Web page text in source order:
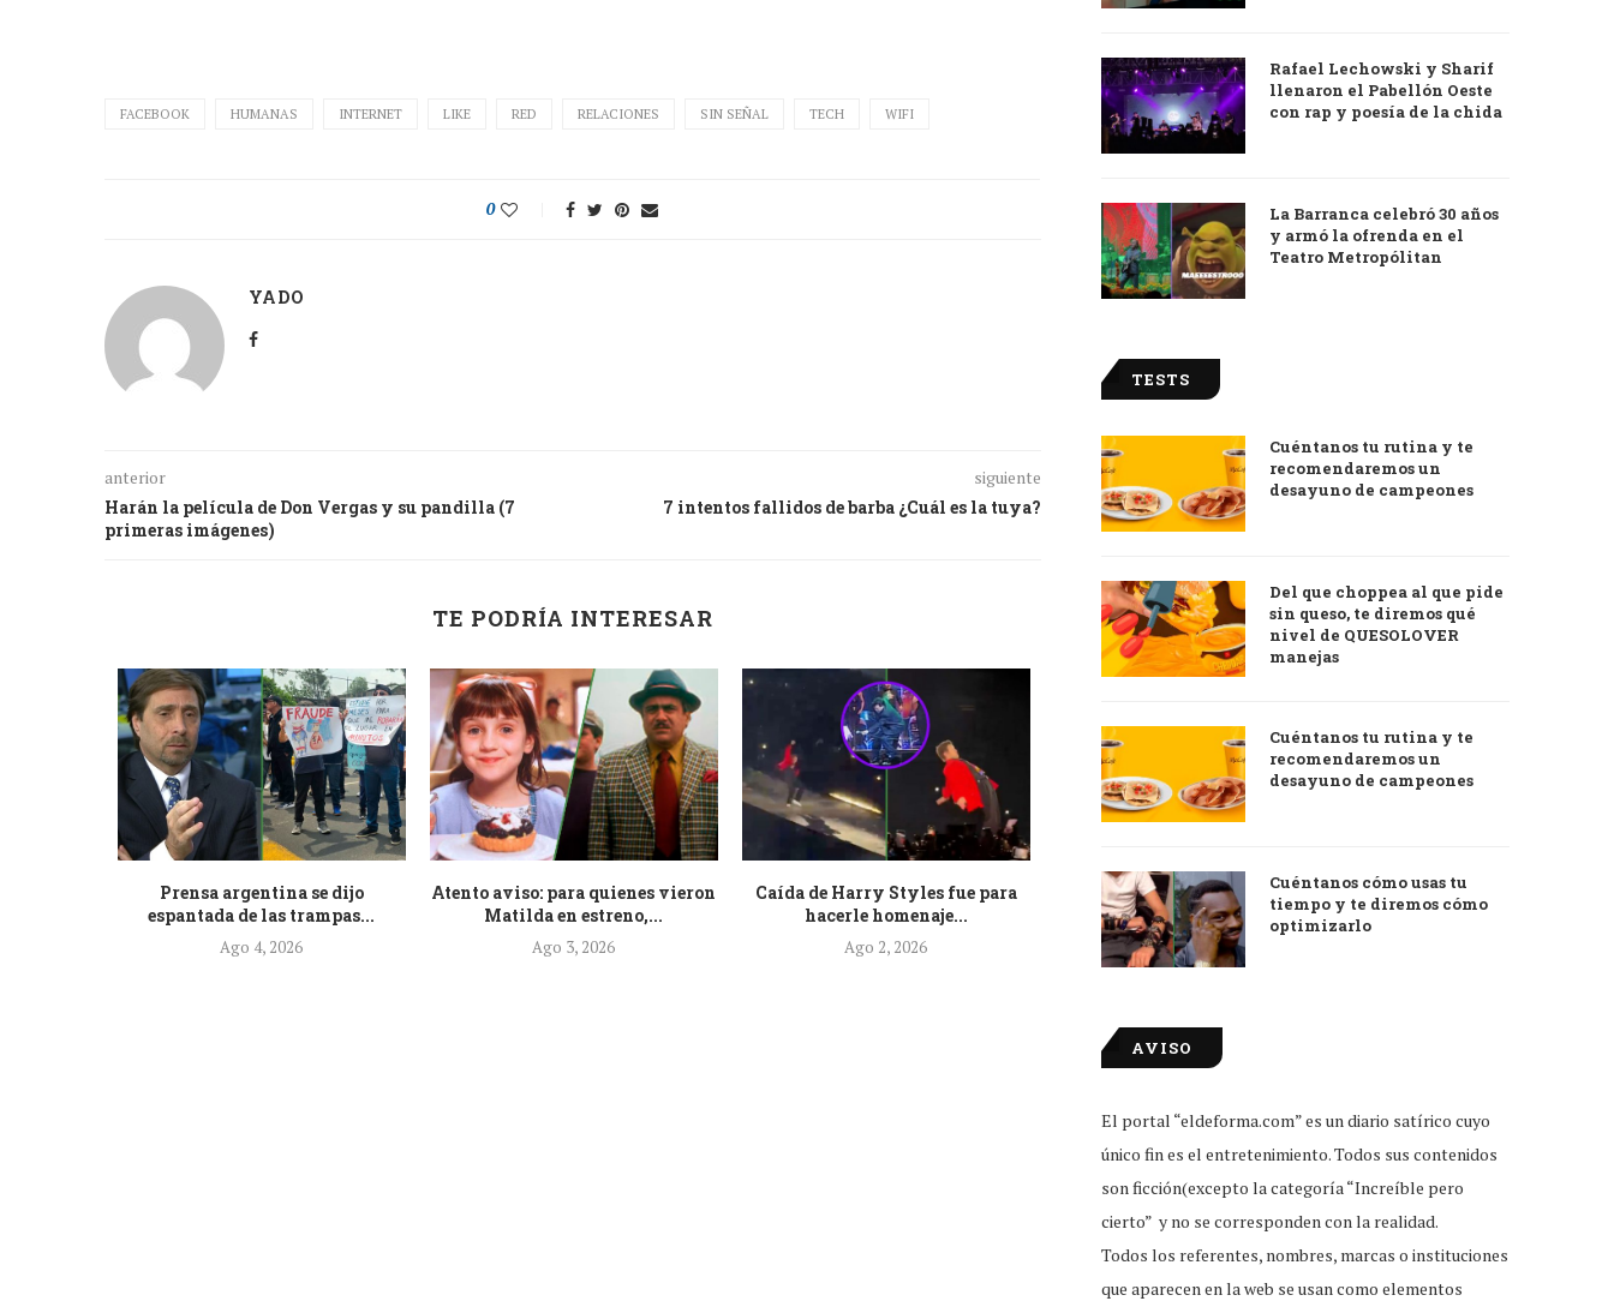
FACEBOOK HUMANAS INTERNET LIKE RED RELACIONES SIN SEÑAL TECH WIFI
0
YADO
anterior
Harán la película de Don Vergas y su pandilla (7
primeras imágenes)
siguiente
7 intentos fallidos de barba ¿Cuál es la tuya?
TE PODRÍA INTERESAR
Prensa argentina se dijo
espantada de las trampas...
Ago 4, 2026
Atento aviso: para quienes vieron
Matilda en estreno,...
Ago 3, 2026
Caída de Harry Styles fue para
hacerle homenaje...
Ago 2, 2026
Estudiante que reprobó examen de
ingreso, feliz por...
Jul 31, 2026
Little Caesars firma
Duolingo para dar...
Rafael Lechowski y Sharif
llenaron el Pabellón Oeste
con rap y poesía de la chida
La Barranca celebró 30 años
y armó la ofrenda en el
Teatro Metropólitan
TESTS
Cuéntanos tu rutina y te
recomendaremos un
desayuno de campeones
Del que choppea al que pide
sin queso, te diremos qué
nivel de QUESOLOVER
manejas
Cuéntanos tu rutina y te
recomendaremos un
desayuno de campeones
Cuéntanos cómo usas tu
tiempo y te diremos cómo
optimizarlo
AVISO
El portal “eldeforma.com” es un diario satírico cuyo
único fin es el entretenimiento. Todos sus contenidos
son ficción(excepto la categoría “Increíble pero
cierto” y no se corresponden con la realidad.
Todos los referentes, nombres, marcas o instituciones
que aparecen en la web se usan como elementos